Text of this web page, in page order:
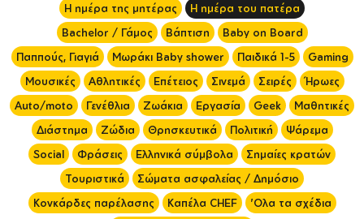
Η ημέρα της μητέρας
Η ημέρα του πατέρα
Bachelor / Γάμος
Βάπτιση
Baby on Board
Παππούς, Γιαγιά
Μωράκι Baby shower Παιδικά 1-5
Gaming
Μουσικές
Αθλητικές Επέτειος Σινεμά Σειρές
Ήρωες
Auto/moto
Γενέθλια Ζωάκια Εργασία Geek
Μαθητικές
Διάστημα
Ζώδια Θρησκευτικά Πολιτική
Ψάρεμα
Social
Φράσεις Ελληνικά σύμβολα
Σημαίες κρατών
Τουριστικά
Σώματα ασφαλείας / Δημόσιο
Κονκάρδες παρέλασης
Καπέλα CHEF
'Ολα τα σχέδια